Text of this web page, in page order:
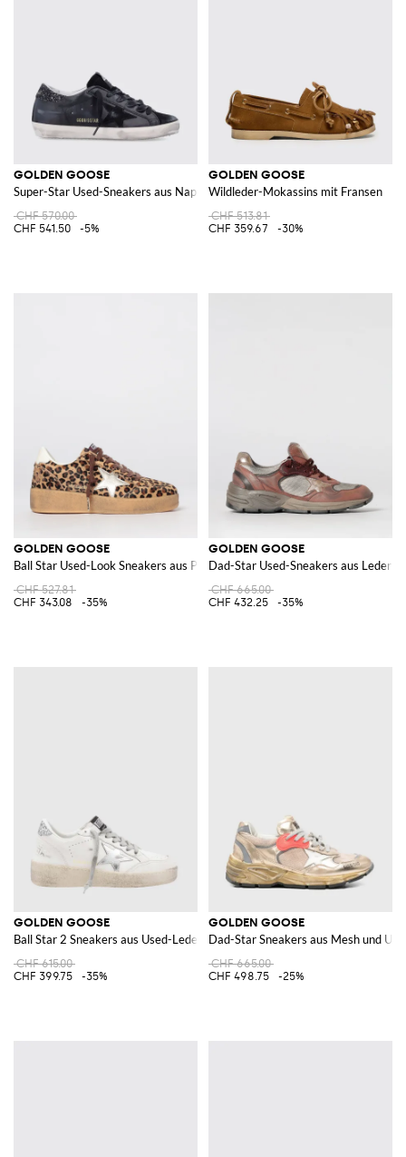
GOLDEN GOOSE
Super-Star Used-Sneakers aus Nappaleder und Glitter
CHF 570.00
CHF 541.50
-5%
GOLDEN GOOSE
Wildleder-Mokassins mit Fransen
CHF 513.81
CHF 359.67
-30%
GOLDEN GOOSE
Ball Star Used-Look Sneakers aus Ponyfell und Leder
CHF 527.81
CHF 343.08
-35%
GOLDEN GOOSE
Dad-Star Used-Sneakers aus Leder
CHF 665.00
CHF 432.25
-35%
GOLDEN GOOSE
Ball Star 2 Sneakers aus Used-Leder
CHF 615.00
CHF 399.75
-35%
GOLDEN GOOSE
Dad-Star Sneakers aus Mesh und
CHF 665.00
CHF 498.75
-25%